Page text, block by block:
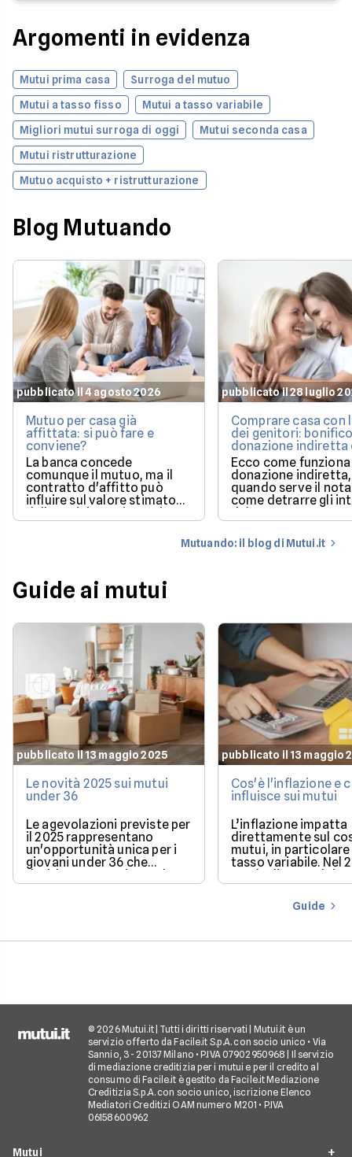
Argomenti in evidenza
Mutui prima casa
Surroga del mutuo
Mutui a tasso fisso
Mutui a tasso variabile
Migliori mutui surroga di oggi
Mutui seconda casa
Mutui ristrutturazione
Mutuo acquisto + ristrutturazione
Blog Mutuando
pubblicato il 4 agosto 2026
Mutuo per casa già
affittata: si può fare e
conviene?
La banca concede
comunque il mutuo, ma il
contratto d'affitto può
influire sul valore stimato
dalla perizia e sui tempi per
poter utilizzare la casa.
pubblicato il 28 luglio
Comprare casa con
dei genitori:
donazione indiretta
mutuo?
Ecco come
donazione indiretta,
quando serve il
come detrarre gli
del mutuo.
Mutuando: il blog di Mutui.it
Guide ai mutui
pubblicato il 13 maggio 2025
Le novità 2025 sui mutui
under 36
Le agevolazioni previste per
il 2025 rappresentano
un'opportunità unica per i
giovani under 36 che
desiderano acquistare la
loro prima casa.
pubblicato il 13 maggio
Cos'è l'inflazione e
influisce sui mutui
L’inflazione impatta
direttamente sul
mutui, in particolare
tasso variabile. Nel
con la discesa dei
il mercato offre
più favorevoli per
finanziareGuide
© 2026 Mutui.it | Tutti i diritti riservati | Mutui.it è un
servizio offerto da Facile.it S.p.A. con socio unico • Via
Sannio, 3 - 20137 Milano • P.IVA 07902950968 | Il servizio
di mediazione creditizia per i mutui e per il credito al
consumo di Facile.it è gestito da Facile.it Mediazione
Creditizia S.p.A. con socio unico, iscrizione Elenco
Mediatori Creditizi OAM numero M201 • P.IVA
06158600962
Mutui